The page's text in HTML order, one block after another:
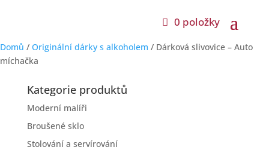
0 položky
Domů / Originální dárky s alkoholem / Dárková slivovice – Auto
míchačka
Kategorie produktů
Moderní malíři
Broušené sklo
Stolování a servírování